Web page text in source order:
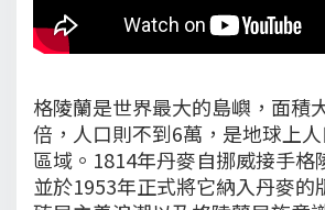
格陵蘭是世界最大的島嶼，面積
倍，人口則不到6萬，是地球上
區域。1814年丹麥自挪威接手格
並於1953年正式將它納入丹麥的